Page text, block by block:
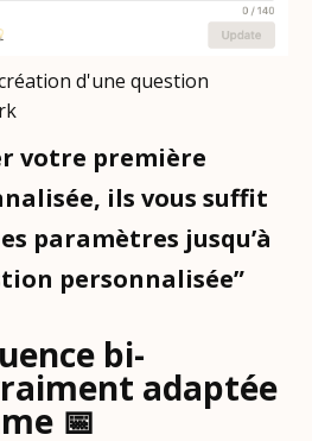
d'une question
votre première
ils vous suffit
paramètres jusqu’à
personnalisée”
bi-
adaptée
📅